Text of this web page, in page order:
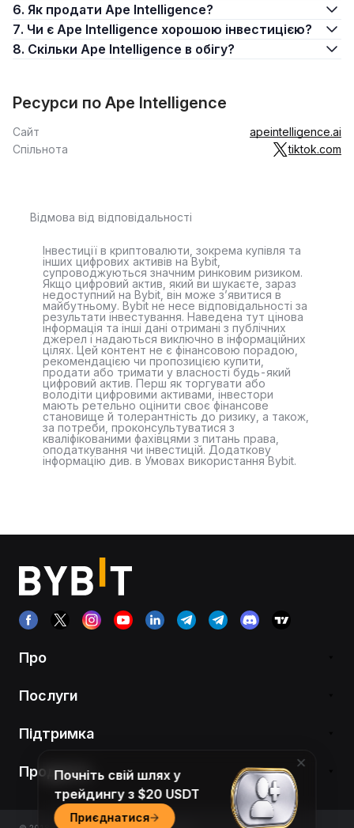
6. Як продати Ape Intelligence?
7. Чи є Ape Intelligence хорошою інвестицією?
8. Скільки Ape Intelligence в обігу?
Ресурси по Ape Intelligence
Сайт
apeintelligence.ai
Спільнота
tiktok.com
Відмова від відповідальності
Інвестиції в криптовалюти, зокрема купівля та
інших цифрових активів на Bybit,
супроводжуються значним ринковим ризиком.
Якщо цифровий актив, який ви шукаєте, зараз
недоступний на Bybit, він може з’явитися в
майбутньому. Bybit не несе відповідальності за
результати інвестування. Наведена тут цінова
інформація та інші дані отримані з публічних
джерел і надаються виключно в інформаційних
цілях. Цей контент не є фінансовою порадою,
рекомендацією чи пропозицією купити,
продати або тримати у власності будь-який
цифровий актив. Перш як торгувати або
володіти цифровими активами, інвестори
мають ретельно оцінити своє фінансове
становище й толерантність до ризику, а також,
за потреби, проконсультуватися з
кваліфікованими фахівцями з питань права,
оподаткування чи інвестицій. Додаткову
інформацію див. в Умовах використання Bybit.
Про
Послуги
Підтримка
ПродуктиПочніть свій шлях у
трейдингу з $20 USDT
Приєднатися